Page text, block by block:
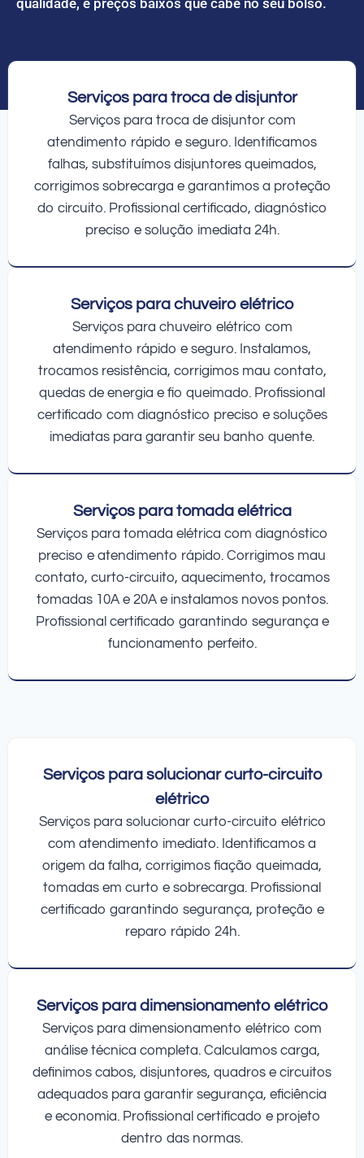
Serviços para troca de disjuntor
Serviços para troca de disjuntor com
atendimento rápido e seguro. Identificamos
falhas, substituímos disjuntores queimados,
corrigimos sobrecarga e garantimos a proteção
do circuito. Profissional certificado, diagnóstico
preciso e solução imediata 24h.
Serviços para chuveiro elétrico
Serviços para chuveiro elétrico com
atendimento rápido e seguro. Instalamos,
trocamos resistência, corrigimos mau contato,
quedas de energia e fio queimado. Profissional
certificado com diagnóstico preciso e soluções
imediatas para garantir seu banho quente.
Serviços para tomada elétrica
Serviços para tomada elétrica com diagnóstico
preciso e atendimento rápido. Corrigimos mau
contato, curto-circuito, aquecimento, trocamos
tomadas 10A e 20A e instalamos novos pontos.
Profissional certificado garantindo segurança e
funcionamento perfeito.
Serviços para solucionar curto-circuito
elétrico
Serviços para solucionar curto-circuito elétrico
com atendimento imediato. Identificamos a
origem da falha, corrigimos fiação queimada,
tomadas em curto e sobrecarga. Profissional
certificado garantindo segurança, proteção e
reparo rápido 24h.
Serviços para dimensionamento elétrico
Serviços para dimensionamento elétrico com
análise técnica completa. Calculamos carga,
definimos cabos, disjuntores, quadros e circuitos
adequados para garantir segurança, eficiência
e economia. Profissional certificado e projeto
dentro das normas.